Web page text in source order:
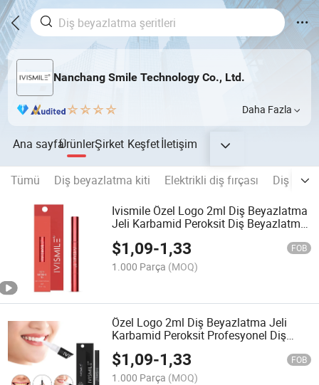
Nanchang Smile Technology Co., Ltd.
Daha Fazla
Ana sayfaÜrünlerŞirket Keşfetİletişim
Tümü Diş beyazlatma kiti Elektrikli diş fırçası
Diş
Ivismile Özel Logo 2ml Diş Beyazlatma
Jeli Karbamid Peroksit Diş Beyazlatma
$1,09-1,33 FOB
1.000 Parça (MOQ)
Özel Logo 2ml Diş Beyazlatma Jeli
Karbamid Peroksit Profesyonel Diş
Beyazlatma Jeli Kalemi Ev Kullanımı
için
$1,09-1,33 FOB
1.000 Parça (MOQ)